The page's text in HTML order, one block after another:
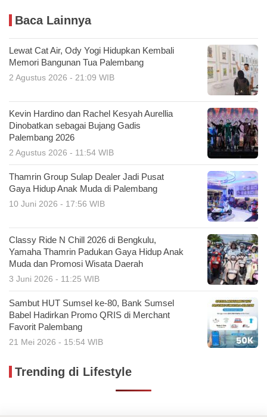
Baca Lainnya
Lewat Cat Air, Ody Yogi Hidupkan Kembali
Memori Bangunan Tua Palembang
2 Agustus 2026 - 21:09 WIB
Kevin Hardino dan Rachel Kesyah Aurellia
Dinobatkan sebagai Bujang Gadis
Palembang 2026
2 Agustus 2026 - 11:54 WIB
Thamrin Group Sulap Dealer Jadi Pusat
Gaya Hidup Anak Muda di Palembang
10 Juni 2026 - 17:56 WIB
Classy Ride N Chill 2026 di Bengkulu,
Yamaha Thamrin Padukan Gaya Hidup Anak
Muda dan Promosi Wisata Daerah
3 Juni 2026 - 11:25 WIB
Sambut HUT Sumsel ke-80, Bank Sumsel
Babel Hadirkan Promo QRIS di Merchant
Favorit Palembang
21 Mei 2026 - 15:54 WIB
Trending di Lifestyle